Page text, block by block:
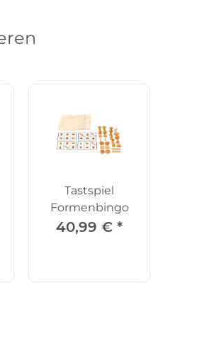
Tastspiel
Formenbingo
40,99 € *